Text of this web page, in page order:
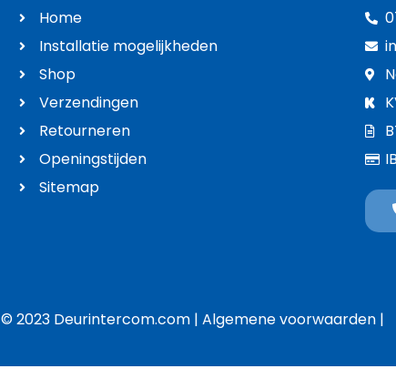
Home
Installatie mogelijkheden
Shop
Verzendingen
Retourneren
Openingstijden
Sitemap
© 2023 Deurintercom.com | Algemene voorwaarden|